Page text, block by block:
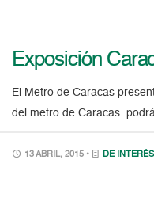
Exposición
El Metro de Caracas
del metro de Caracas
13 ABRIL, 2015 • DE INTERÉS